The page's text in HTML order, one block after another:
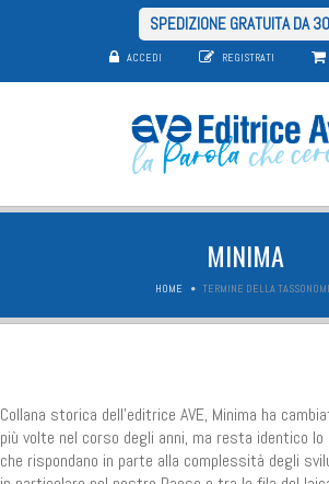
SPEDIZIONE GRATUITA DA
ACCEDI REGISTRATI
MINIMA
HOME TERMINE DELLA
Collana storica dell'editrice AVE, Minima ha
più volte nel corso degli anni, ma resta identico
che rispondano in parte alla complessità degli